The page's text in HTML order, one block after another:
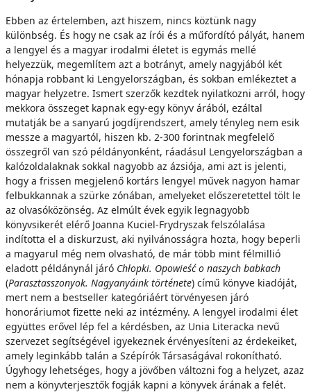
Ebben az értelemben, azt hiszem, nincs köztünk nagy
különbség. És hogy ne csak az írói és a műfordító pályát, hanem
a lengyel és a magyar irodalmi életet is egymás mellé
helyezzük, megemlítem azt a botrányt, amely nagyjából két
hónapja robbant ki Lengyelországban, és sokban emlékeztet a
magyar helyzetre. Ismert szerzők kezdtek nyilatkozni arról, hogy
mekkora összeget kapnak egy-egy könyv árából, ezáltal
mutatják be a sanyarú jogdíjrendszert, amely tényleg nem esik
messze a magyartól, hiszen kb. 2-300 forintnak megfelelő
összegről van szó példányonként, ráadásul Lengyelországban a
kalózoldalaknak sokkal nagyobb az ázsiója, ami azt is jelenti,
hogy a frissen megjelenő kortárs lengyel művek nagyon hamar
felbukkannak a szürke zónában, amelyeket előszeretettel tölt le
az olvasóközönség. Az elmúlt évek egyik legnagyobb
könyvsikerét elérő Joanna Kuciel-Frydryszak felszólalása
indította el a diskurzust, aki nyilvánosságra hozta, hogy beperli
a magyarul még nem olvasható, de már több mint félmillió
eladott példánynál járó Chłopki. Opowieść o naszych babkach
(Parasztasszonyok. Nagyanyáink története) című könyve kiadóját,
mert nem a bestseller kategóriáért törvényesen járó
honoráriumot fizette neki az intézmény. A lengyel irodalmi élet
együttes erővel lép fel a kérdésben, az Unia Literacka nevű
szervezet segítségével igyekeznek érvényesíteni az érdekeiket,
amely leginkább talán a Szépírók Társaságával rokonítható.
Úgyhogy lehetséges, hogy a jövőben változni fog a helyzet, azaz
nem a könyvterjesztők fogják kapni a könyvek árának a felét.